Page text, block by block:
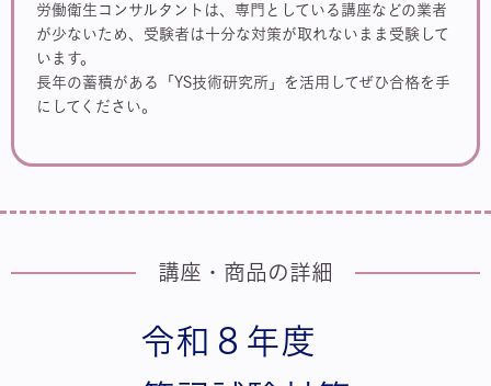
労働衛生コンサルタントは、専門としている講座などの業者
が少ないため、受験者は十分な対策が取れないまま受験して
います。
長年の蓄積がある「YS技術研究所」を活用してぜひ合格を手
にしてください。
講座・商品の詳細
令和８年度